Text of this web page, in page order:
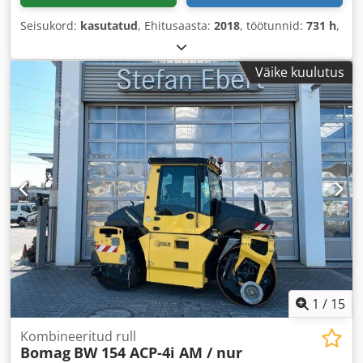
Seisukord: kasutatud, Ehitusaasta: 2018, töötunnid: 731 h,
Väike kuulutus
1 / 15
Kombineeritud rull
Bomag BW 154 ACP-4i AM / nur